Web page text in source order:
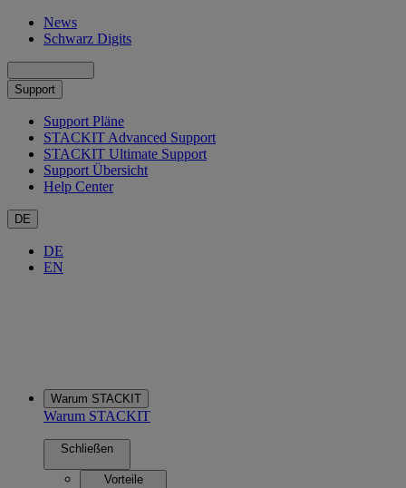
News
Schwarz Digits
Support
Support Pläne
STACKIT Advanced Support
STACKIT Ultimate Support
Support Übersicht
Help Center
DE
DE
EN
Warum STACKIT
Warum STACKIT
Schließen
Vorteile